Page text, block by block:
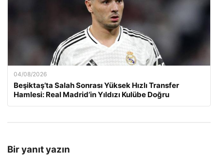
04/08/2026
Beşiktaş’ta Salah Sonrası Yüksek Hızlı Transfer
Hamlesi: Real Madrid’in Yıldızı Kulübe Doğru
Bir yanıt yazın